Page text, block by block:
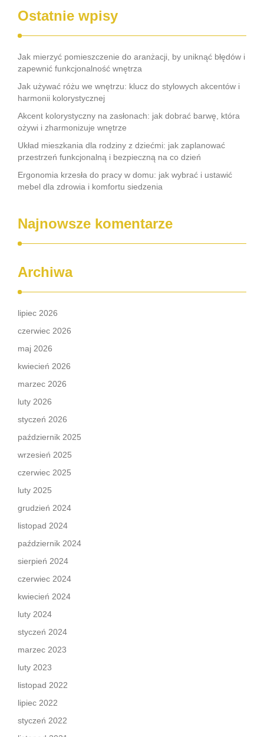
Ostatnie wpisy
Jak mierzyć pomieszczenie do aranżacji, by uniknąć błędów i
zapewnić funkcjonalność wnętrza
Jak używać różu we wnętrzu: klucz do stylowych akcentów i
harmonii kolorystycznej
Akcent kolorystyczny na zasłonach: jak dobrać barwę, która
ożywi i zharmonizuje wnętrze
Układ mieszkania dla rodziny z dziećmi: jak zaplanować
przestrzeń funkcjonalną i bezpieczną na co dzień
Ergonomia krzesła do pracy w domu: jak wybrać i ustawić
mebel dla zdrowia i komfortu siedzenia
Najnowsze komentarze
Archiwa
lipiec 2026
czerwiec 2026
maj 2026
kwiecień 2026
marzec 2026
luty 2026
styczeń 2026
październik 2025
wrzesień 2025
czerwiec 2025
luty 2025
grudzień 2024
listopad 2024
październik 2024
sierpień 2024
czerwiec 2024
kwiecień 2024
luty 2024
styczeń 2024
marzec 2023
luty 2023
listopad 2022
lipiec 2022
styczeń 2022